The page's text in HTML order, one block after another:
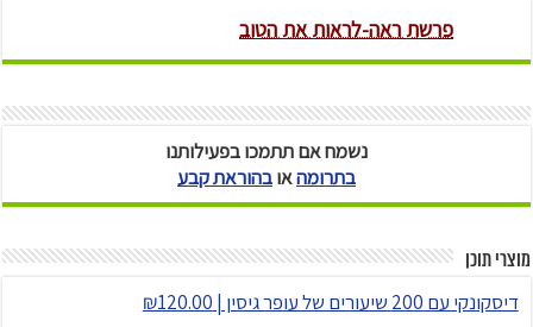
נשמח אם תתמכו בפעילותנו
בתרומהאובהוראת קבע
מוצרי תוכן
דיסקונקי עם 200 שיעורים של עופר גיסין | ₪120.00